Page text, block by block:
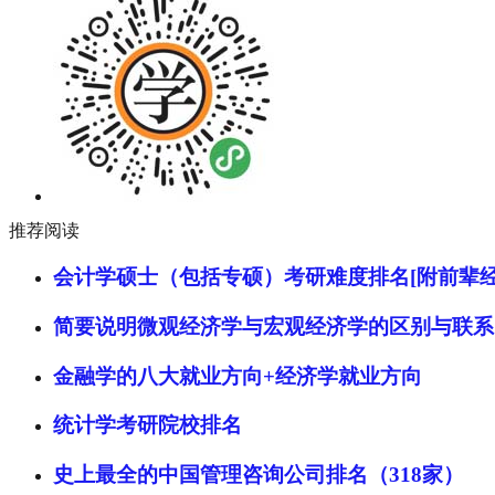
推荐阅读
会计学硕士（包括专硕）考研难度排名[附前辈
简要说明微观经济学与宏观经济学的区别与联系
金融学的八大就业方向+经济学就业方向
统计学考研院校排名
史上最全的中国管理咨询公司排名（318家）